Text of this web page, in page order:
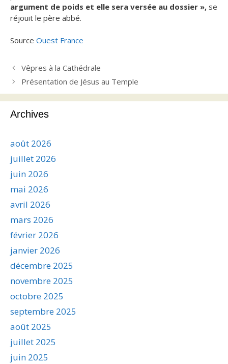
argument de poids et elle sera versée au dossier », se
réjouit le père abbé.
Source Ouest France
Vêpres à la Cathédrale
Présentation de Jésus au Temple
Archives
août 2026
juillet 2026
juin 2026
mai 2026
avril 2026
mars 2026
février 2026
janvier 2026
décembre 2025
novembre 2025
octobre 2025
septembre 2025
août 2025
juillet 2025
juin 2025